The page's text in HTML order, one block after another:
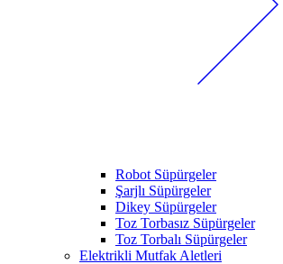
Robot Süpürgeler
Şarjlı Süpürgeler
Dikey Süpürgeler
Toz Torbasız Süpürgeler
Toz Torbalı Süpürgeler
Elektrikli Mutfak Aletleri